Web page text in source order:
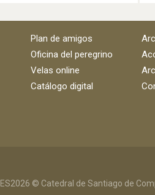
Plan de amigos
Oficina del peregrino
Velas online
Catálogo digital
ES2026 © Catedral de Santiago de